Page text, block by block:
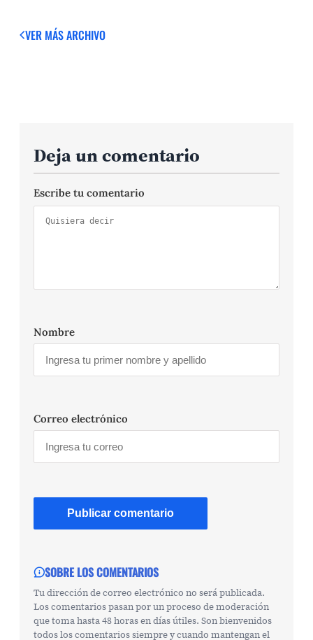
VER MÁSARCHIVO
Deja un comentario
Escribe tu comentario
Nombre
Correo electrónico
SOBRE LOS COMENTARIOS
Tu dirección de correo electrónico no será publicada.
Los comentarios pasan por un proceso de moderación
que toma hasta 48 horas en días útiles. Son bienvenidos
todos los comentarios siempre y cuando mantengan el